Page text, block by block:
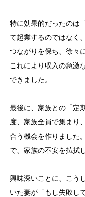
特に効果的だったのは
て起業するのではなく
つながりを保ち、徐々
これにより収入の急激
できました。
最後に、家族との「定
度、家族全員で集まり
合う機会を作りました
で、家族の不安を払拭
興味深いことに、こう
いた妻が「もし失敗し